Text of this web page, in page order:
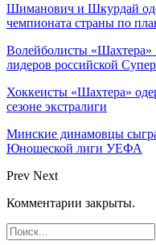
Шиманович и Шкурдай
чемпионата страны по
Волейболисты «Шахтера»
лидеров российской
Хоккеисты «Шахтера»
сезоне экстралиги
Минские динамовцы
Юношеской лиги УЕФА
Prev Next
Комментарии закрыты.